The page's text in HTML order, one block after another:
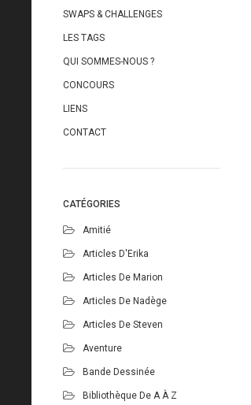
SWAPS & CHALLENGES
LES TAGS
QUI SOMMES-NOUS ?
CONCOURS
LIENS
CONTACT
CATÉGORIES
Amitié
Articles D'Erika
Articles De Marion
Articles De Nadège
Articles De Steven
Aventure
Bande Dessinée
Bibliothèque De A À Z